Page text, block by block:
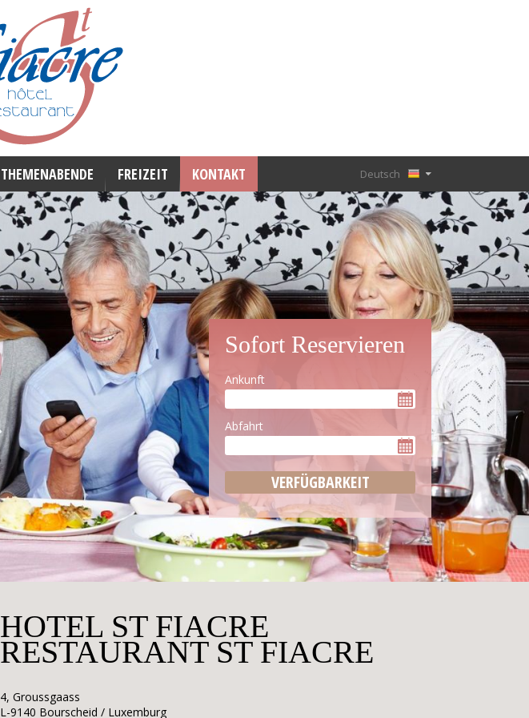
THEMENABENDE FREIZEIT KONTAKT Deutsch
Français
English
Nederlands
Sofort Reservieren
Ankunft
Abfahrt
HOTEL ST FIACRE
RESTAURANT ST FIACRE
4, Groussgaass
L-9140 Bourscheid / Luxemburg